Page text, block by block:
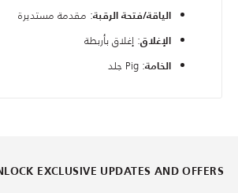
الياقة/فتحة الرقبة: مقدمة مستديرة
الإغلاق: إغلاق بأربطة
الخامة: Pig جلد
EXCLUSIVE UPDATES AND OFFERS!